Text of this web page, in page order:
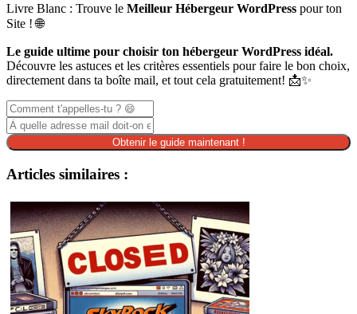
Livre Blanc : Trouve le Meilleur Hébergeur WordPress pour ton
Site ! 🌐
Le guide ultime pour choisir ton hébergeur WordPress idéal.
Découvre les astuces et les critères essentiels pour faire le bon choix,
directement dans ta boîte mail, et tout cela gratuitement! 📩✨
Obtenir le guide maintenant !
Articles similaires :